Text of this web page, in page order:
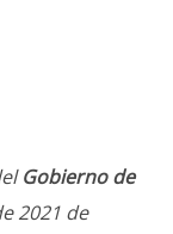
Gobierno de
2021 de